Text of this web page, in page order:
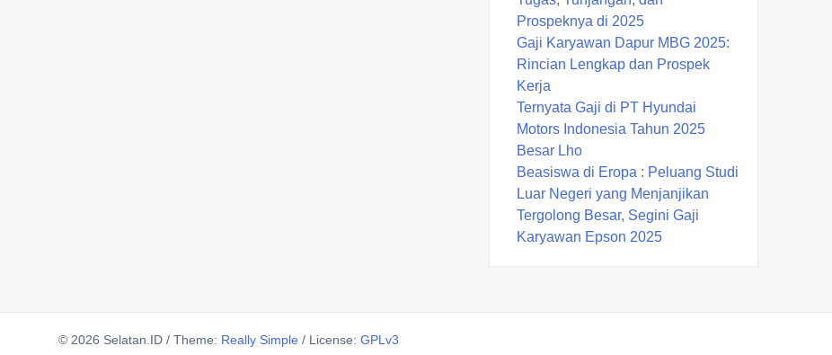
Prospeknya di 2025
Gaji Karyawan Dapur MBG 2025:
Rincian Lengkap dan Prospek
Kerja
Ternyata Gaji di PT Hyundai
Motors Indonesia Tahun 2025
Besar Lho
Beasiswa di Eropa : Peluang Studi
Luar Negeri yang Menjanjikan
Tergolong Besar, Segini Gaji
Karyawan Epson 2025
© 2026 Selatan.ID / Theme: Really Simple / License: GPLv3